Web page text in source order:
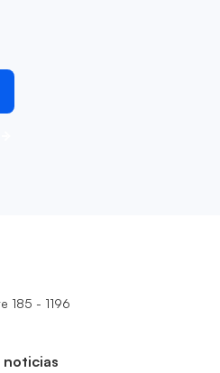
185 - 1196